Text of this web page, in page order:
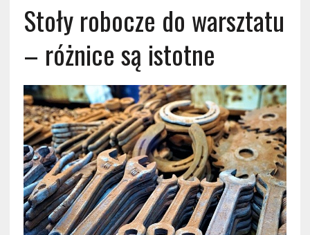
Stoły robocze do warsztatu
– różnice są istotne